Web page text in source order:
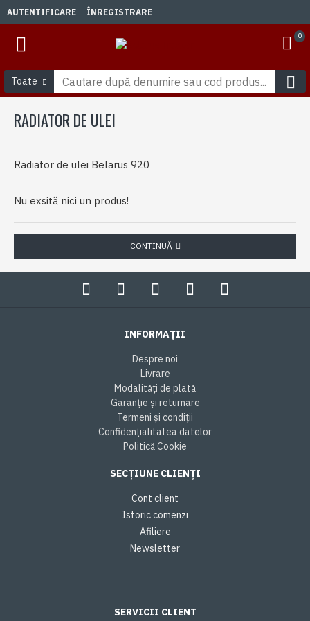
AUTENTIFICARE ÎNREGISTRARE
0
Toate
RADIATOR DE ULEI
Radiator de ulei Belarus 920
Nu exsită nici un produs!
CONTINUĂ
INFORMAȚII
Despre noi
Livrare
Modalități de plată
Garanție și returnare
Termeni și condiții
Confidențialitatea datelor
Politică Cookie
SECȚIUNE CLIENȚI
Cont client
Istoric comenzi
Afiliere
Newsletter
SERVICII CLIENT